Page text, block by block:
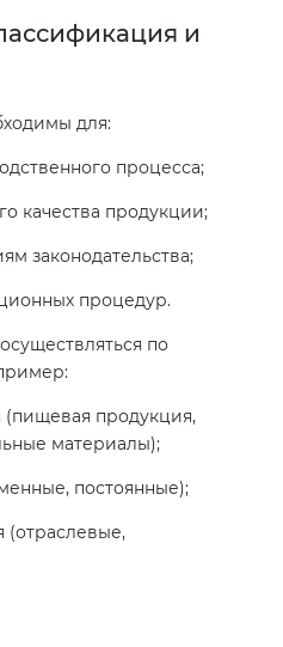
и
для:
процесса;
качества продукции;
законодательства;
процедур.
по
продукция,
материалы);
постоянные);
(ТР ТС